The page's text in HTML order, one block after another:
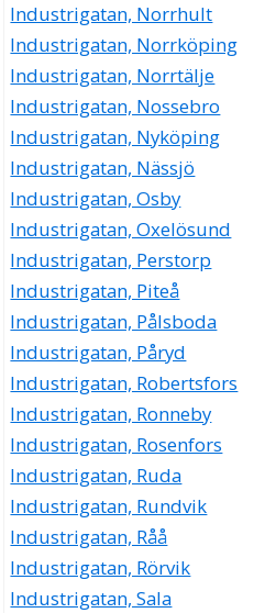
Industrigatan, Norrhult
Industrigatan, Norrköping
Industrigatan, Norrtälje
Industrigatan, Nossebro
Industrigatan, Nyköping
Industrigatan, Nässjö
Industrigatan, Osby
Industrigatan, Oxelösund
Industrigatan, Perstorp
Industrigatan, Piteå
Industrigatan, Pålsboda
Industrigatan, Påryd
Industrigatan, Robertsfors
Industrigatan, Ronneby
Industrigatan, Rosenfors
Industrigatan, Ruda
Industrigatan, Rundvik
Industrigatan, Råå
Industrigatan, Rörvik
Industrigatan, Sala